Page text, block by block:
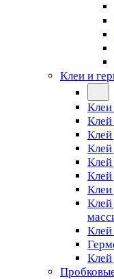
Клеи и
Клеи
Клей
Клей
Клей
Клей
Клеи
Клей
Клей
Клей